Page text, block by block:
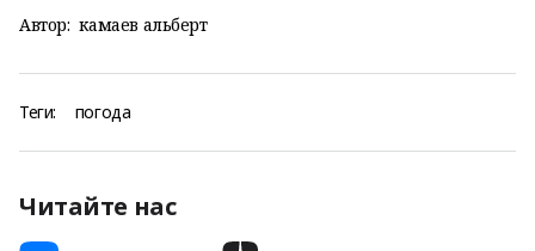
Автор: камаев альберт
Теги: погода
Читайте нас